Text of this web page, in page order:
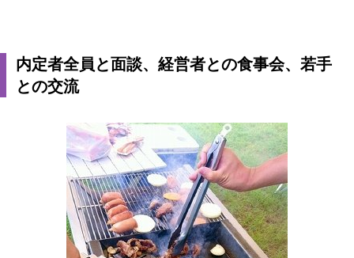
内定者全員と面談、経営者との食事会、若手
との交流